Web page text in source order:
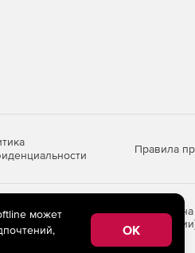
Правила
предоставления информации на
территории Российской
может
OK